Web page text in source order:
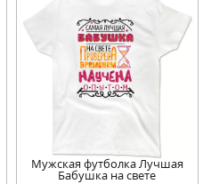
Мужская футболка Лучшая
Бабушка на свете